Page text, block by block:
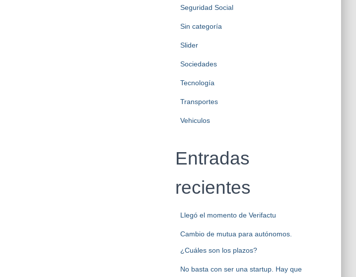
Seguridad Social
Sin categoría
Slider
Sociedades
Tecnología
Transportes
Vehiculos
Entradas
recientes
Llegó el momento de Verifactu
Cambio de mutua para autónomos.
¿Cuáles son los plazos?
No basta con ser una startup. Hay que